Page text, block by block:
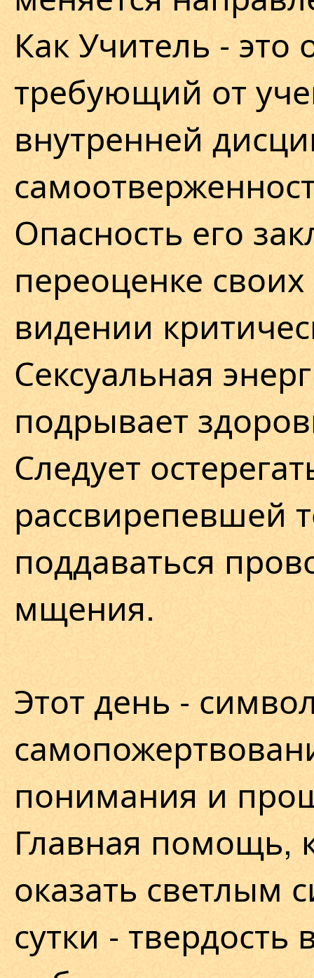
Как Учитель - это
требующий от
внутренней
Опасность его
переоценке
видении
Сексуальная
подрывает
Следует
рассвирепевшей
поддаваться
мщения.
Этот день -
понимания и
Главная
оказать светлым
сутки - твердость